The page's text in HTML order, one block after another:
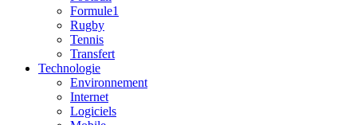
Formule1
Rugby
Tennis
Transfert
Technologie
Environnement
Internet
Logiciels